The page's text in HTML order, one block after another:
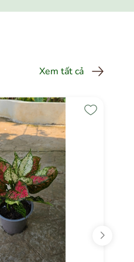
Xem tất cả